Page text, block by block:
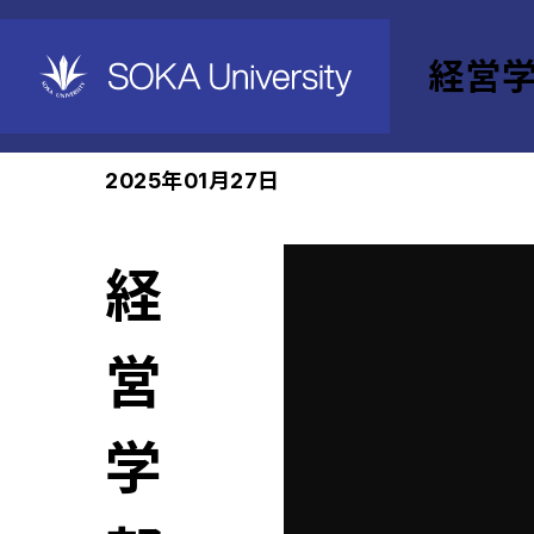
経営
ホーム 経営学部 News
2025年01月27日
経
営
学